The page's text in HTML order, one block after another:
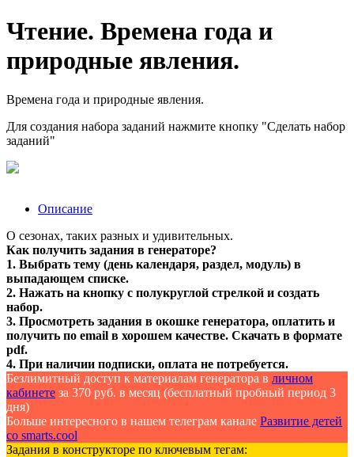
Чтение. Времена года и
природные явления.
Времена года и природные явления.
Для создания набора заданий нажмите кнопку "Сделать набор
заданий"
Описание
О сезонах, таких разных и удивительных.
Как получить задания в генераторе?
1. Выбрать тему (день календаря, раздел, модуль) в
выпадающем списке.
2. Нажать на кнопку с полукруглой стрелкой и создать
набор.
3. Просмотреть задания в окошке генератора, оплатить и
получить по email в хорошем качестве. Скачать в формате
pdf.
4. При наличии подписки, оплата не потребуется.
Безлимитный доступ к материалам генератора в личном
кабинете за 370 руб. в месяц (бесплатный пробный период 3
дня)
Больше интересного в нашем телеграм канале Развитие детей
со smarts.cool
Задания в конструкторе по ключевым тегам: